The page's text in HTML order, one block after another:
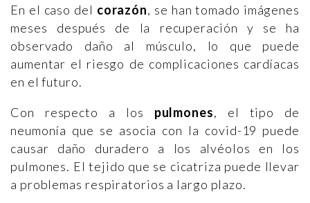
En el caso del corazón, se han tomado imágenes
meses después de la recuperación y se ha
observado daño al músculo, lo que puede
aumentar el riesgo de complicaciones cardíacas
en el futuro.
Con respecto a los pulmones, el tipo de
neumonía que se asocia con la covid-19 puede
causar daño duradero a los alvéolos en los
pulmones. El tejido que se cicatriza puede llevar
a problemas respiratorios a largo plazo.